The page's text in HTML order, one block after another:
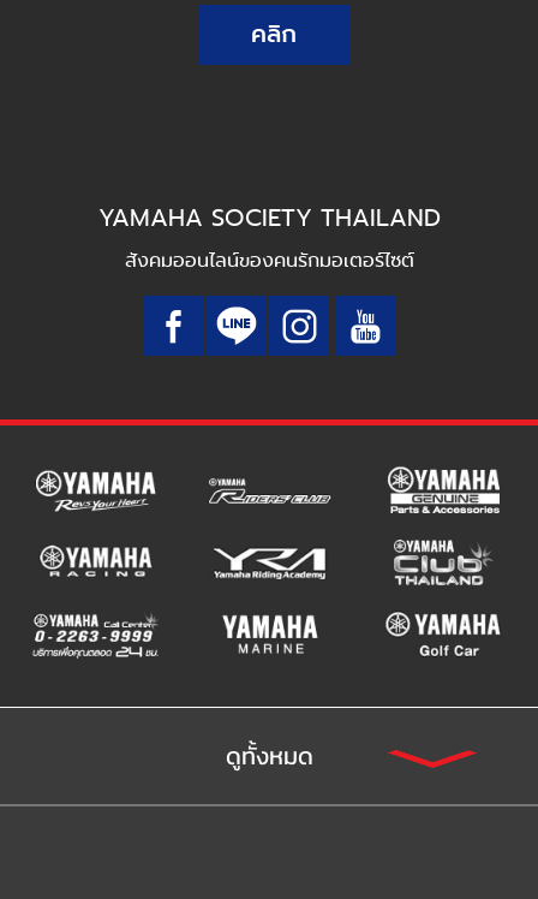
คลิก
YAMAHA SOCIETY THAILAND
สังคมออนไลน์ของคนรักมอเตอร์ไซต์
ดูทั้งหมด